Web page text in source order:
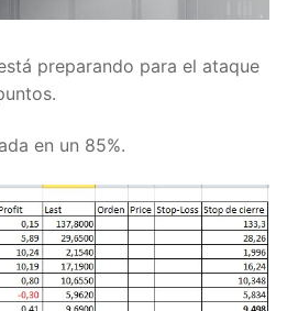
preparando para el ataque
en un 85%.